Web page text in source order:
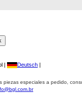
| Deutsch |
piezas especiales a pedido,